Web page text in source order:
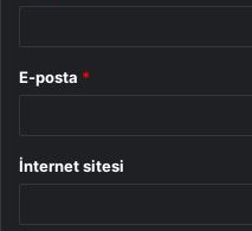
E-posta *
İnternet sitesi